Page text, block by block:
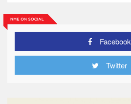
Facebook
Twitter